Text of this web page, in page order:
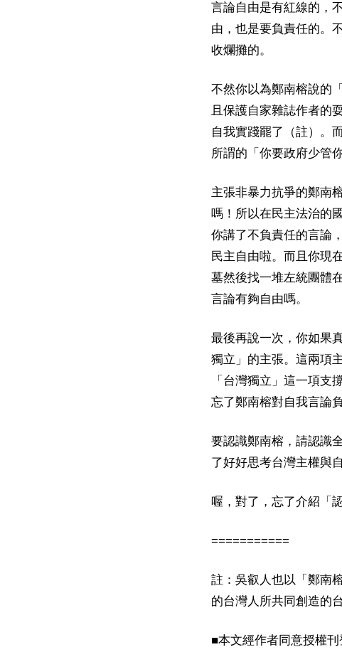
言論自由是有紅線的，
由，也是要負責任的。
收爛攤的。
不然你以為鄭南榕說的
且保護自家雜誌作者的
自我實踐罷了（註）。
所謂的「你要政府少管
主張非暴力抗爭的鄭南
嗎！所以在民主法治的
你講了不負責任的言論
民主自由啦。而且你現
墓然後找一堆左統團體
言論有夠自由嗎。
最後再說一次，你如果
獨立」的主張。這兩項
「台灣獨立」這一項支
忘了鄭南榕對自我言論
要認識鄭南榕，請認識
了好好思考台灣主權與
喔，對了，忘了介紹「
===========
註：吳叡人也以「鄭南
的台灣人所共同創造的
■本文經作者同意授權刊